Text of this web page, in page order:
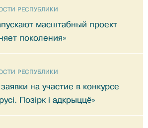
РЕСПУБЛИКИ
масштабный проект
поколения»
РЕСПУБЛИКИ
на участие в конкурсе
Позiрк i адкрыццё»